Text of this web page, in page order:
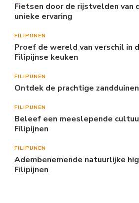
Fietsen door de rijstvelden van
unieke ervaring
FILIPIJNEN
Proef de wereld van verschil in
Filipijnse keuken
FILIPIJNEN
Ontdek de prachtige
FILIPIJNEN
Beleef een meeslepende
Filipijnen
FILIPIJNEN
Adembenemende natuurlijke
Filipijnen